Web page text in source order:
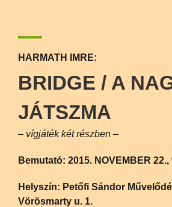
HARMATH IMRE:
BRIDGE / A
JÁTSZMA
– vígjáték két részben –
Bemutató: 2015. NOVEMBER 22.,
Helyszín: Petőfi Sándor
Vörösmarty u. 1.